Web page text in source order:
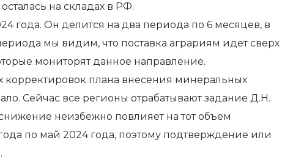
на складах в РФ.
года. Он делится на два периода по 6 месяцев, в
мы видим, что поставка аграриям идет сверх
мониторят данное направление.
корректировок плана внесения минеральных
Сейчас все регионы отрабатывают задание Д.Н.
неизбежно повлияет на тот объем
по май 2024 года, поэтому подтверждение или